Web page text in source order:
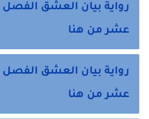
رواية بيان العشق الفصل
عشر من هنا
رواية بيان العشق
عشر من هنا